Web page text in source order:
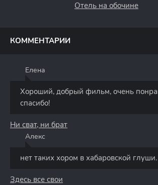
Отель на обочине
КОММЕНТАРИИ
Елена
Хороший, добрый фильм, очень
спасибо!
Ни сват, ни брат
Алекс
нет таких хором в хабаровской глуши.
Здесь все свои